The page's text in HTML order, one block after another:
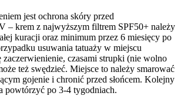
jest ochrona skóry przed
– krem z najwyższym filtrem SPF50+ należy
kuracji oraz minimum przez 6 miesięcy po
usuwania tatuaży w miejscu
czasami strupki (nie wolno
też swędzieć. Miejsce to należy smarować
gojenie i chronić przed słońcem. Kolejny
powtórzyć po 3-4 tygodniach.